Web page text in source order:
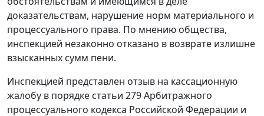
доказательствам, нарушение норм материального и
процессуального права. По мнению общества,
инспекцией незаконно отказано в возврате излишне
взысканных сумм пени.
Инспекцией представлен отзыв на кассационную
жалобу в порядке статьи 279Арбитражного
процессуального кодекса Российской Федерации и